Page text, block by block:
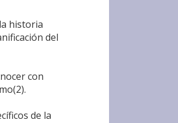
historia
del
con
de la